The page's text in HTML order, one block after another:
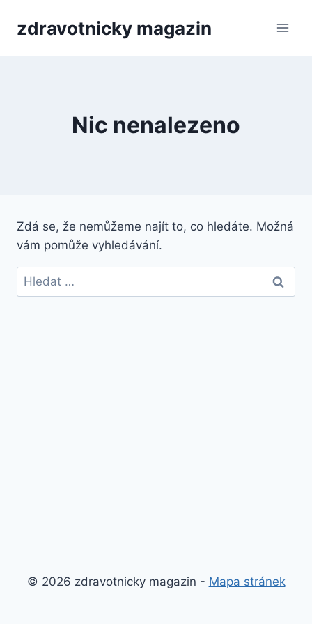
zdravotnicky magazin
Nic nenalezeno
Zdá se, že nemůžeme najít to, co hledáte. Možná
vám pomůže vyhledávání.
Vyhledávání
© 2026 zdravotnicky magazin - Mapa stránek